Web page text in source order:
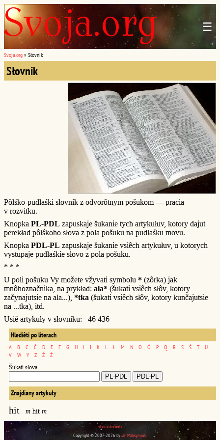
☰
Svoja.org » Słovnik
Słovnik
Pôlśko-pudlaśki słovnik z odvorôtnym pošukom — pracia
v rozvitku.
Knopka PL-PDL zapuskaje šukanie tych artykułuv, kotory dajut
perekład pôlśkoho słova z pola pošuku na pudlaśku movu.
Knopka PDL-PL zapuskaje šukanie vsiêch artykułuv, u kotorych
vystupaje pudlaśkie słovo z pola pošuku.
* * *
U poli pošuku Vy možete vžyvati symbolu * (zôrka) jak
mnôhoznačnika, na prykład: ala* (šukati vsiêch słôv, kotory
začynajutsie na ala...), *tka (šukati vsiêch słôv, kotory kunčajutsie
na ...tka), itd.
Usiê artykuły v słovniku: 46 436
Hlediêti po literach
A B C Ć D E F G H I J K L Ł M N O Ó P Q R S Ś T
U
V
W Y Z Ź Ż
Šukati słova
Znajdiany artykuły
hit m hit m
vhoru storônki
Copyright © 2007-2026 byJan Maksymiuk